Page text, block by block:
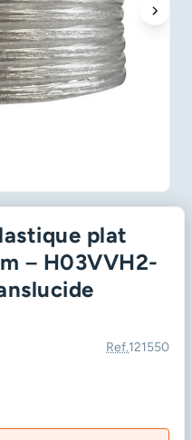
plat
– H03VVH2-
Ref.121550